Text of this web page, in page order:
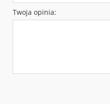
Twoja opinia: